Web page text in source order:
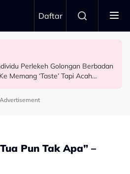
Daftar
Kena Halau Dari KLFW - “Bukan
Perlekeh Golongan Berbadan
Memang ‘Taste’ Tapi Acah
Siti Sarah, Perkongsian Shuib
Al-Fatihah”
Permintaan OT8 Tak
& Qilo Perlu Pulang, Semak
Advertisement
Pun Tak Apa” –